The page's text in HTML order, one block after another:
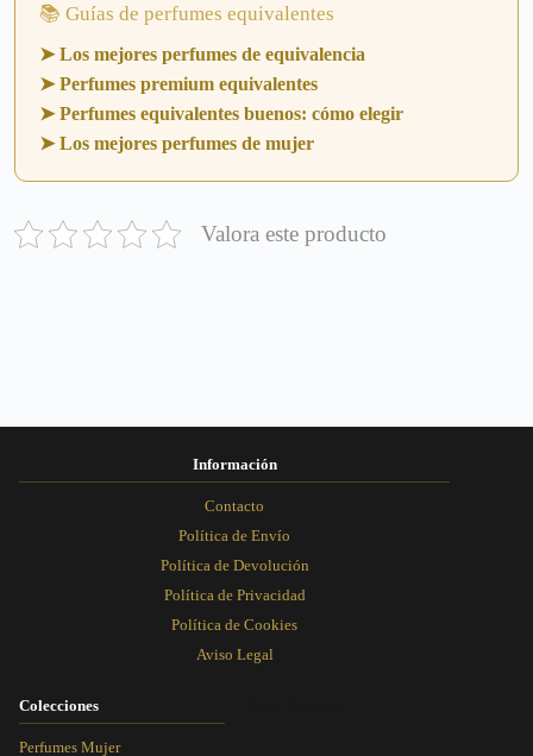
📚 Guías de perfumes equivalentes
➤ Los mejores perfumes de equivalencia
➤ Perfumes premium equivalentes
➤ Perfumes equivalentes buenos: cómo elegir
➤ Los mejores perfumes de mujer
Valora este producto
Información
Contacto
Política de Envío
Política de Devolución
Política de Privacidad
Política de Cookies
Aviso Legal
Colecciones
Perfumes Mujer